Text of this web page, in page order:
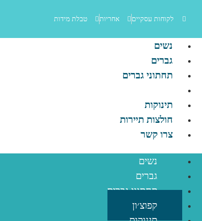
לקוחות עסקיים אחריות טבלת מידות
נשים
גברים
תחתוני גברים
תינוקות
חולצות תיירות
צרו קשר
נשים
גברים
תחתוני גברים
קפוצ׳ון